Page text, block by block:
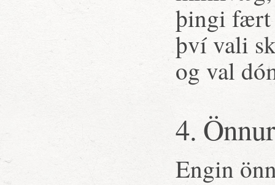
þingi fært
því vali
og val
4.
Engin